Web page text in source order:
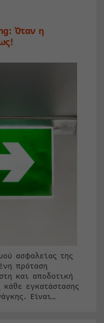
Όταν η
ασφαλείας της
πρόταση
και αποδοτική
εγκατάστασης
Είναι…